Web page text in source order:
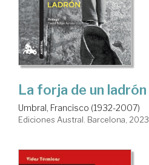
La forja de un ladrón
Umbral, Francisco (1932-2007)
Ediciones Austral. Barcelona, 2023